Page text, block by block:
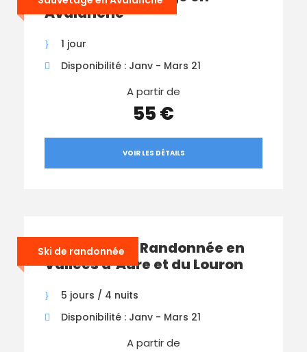
Avalanche
1 jour
Disponibilité : Janv - Mars 21
A partir de
55 €
VOIR LES DÉTAILS
Ski de randonnée
Séjour Ski de Randonnée en
Vallées d’Aure et du Louron
5 jours / 4 nuits
Disponibilité : Janv - Mars 21
A partir de